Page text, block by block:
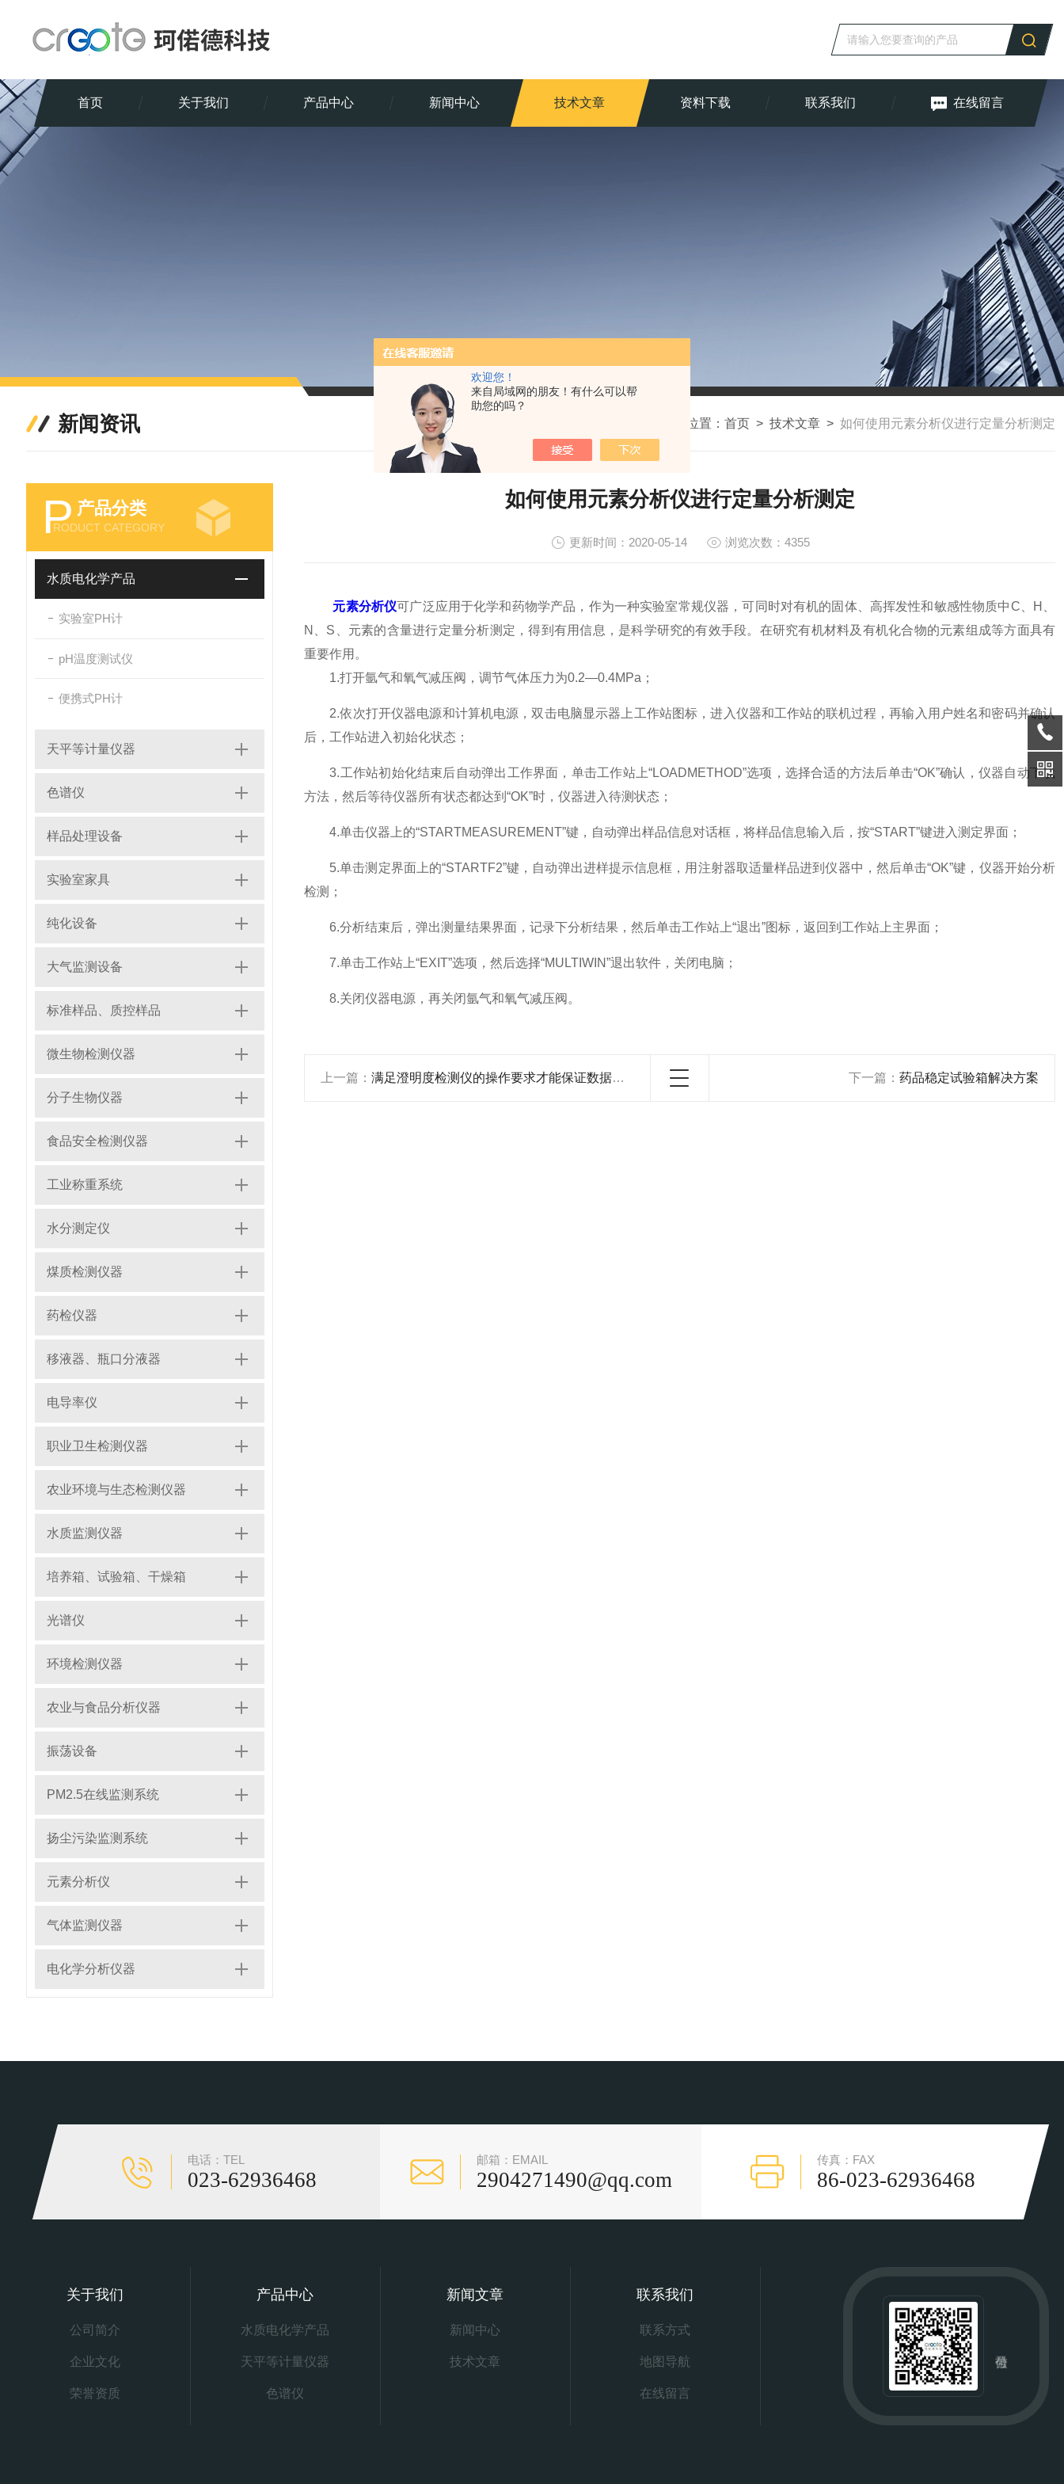
欢迎您！
来自局域网的朋友！有什么可以帮
助您的吗？
首页 关于我们 产品中心 新闻中心 技术文章 资料下载 联系我们 在线留言
新闻资讯 我的位置： 首页 > 技术文章 > 如何使用元素分析仪进行定量分析测定
P 产品分类
RODUCT CATEGORY
水质电化学产品
实验室PH计
pH温度测试仪
便携式PH计
天平等计量仪器
色谱仪
样品处理设备
实验室家具
纯化设备
大气监测设备
标准样品、质控样品
微生物检测仪器
分子生物仪器
食品安全检测仪器
工业称重系统
水分测定仪
煤质检测仪器
药检仪器
移液器、瓶口分液器
电导率仪
职业卫生检测仪器
农业环境与生态检测仪器
水质监测仪器
培养箱、试验箱、干燥箱
光谱仪
环境检测仪器
农业与食品分析仪器
振荡设备
PM2.5在线监测系统
扬尘污染监测系统
元素分析仪
气体监测仪器
电化学分析仪器
如何使用元素分析仪进行定量分析测定
更新时间：2020-05-14 浏览次数：4355
元素分析仪可广泛应用于化学和药物学产品，作为一种实验室常规仪器，可同时对有机的固体、高挥发性和敏感性物质中C、H、
N、S、元素的含量进行定量分析测定，得到有用信息，是科学研究的有效手段。在研究有机材料及有机化合物的元素组成等方面具有
重要作用。
1.打开氩气和氧气减压阀，调节气体压力为0.2—0.4MPa；
2.依次打开仪器电源和计算机电源，双击电脑显示器上工作站图标，进入仪器和工作站的联机过程，再输入用户姓名和密码并确认
后，工作站进入初始化状态；
3.工作站初始化结束后自动弹出工作界面，单击工作站上“LOADMETHOD”选项，选择合适的方法后单击“OK”确认，仪器自动下载
方法，然后等待仪器所有状态都达到“OK”时，仪器进入待测状态；
4.单击仪器上的“STARTMEASUREMENT”键，自动弹出样品信息对话框，将样品信息输入后，按“START”键进入测定界面；
5.单击测定界面上的“STARTF2”键，自动弹出进样提示信息框，用注射器取适量样品进到仪器中，然后单击“OK”键，仪器开始分析
检测；
6.分析结束后，弹出测量结果界面，记录下分析结果，然后单击工作站上“退出”图标，返回到工作站上主界面；
7.单击工作站上“EXIT”选项，然后选择“MULTIWIN”退出软件，关闭电脑；
8.关闭仪器电源，再关闭氩气和氧气减压阀。
上一篇： 满足澄明度检测仪的操作要求才能保证数据真实 下一篇： 药品稳定试验箱解决方案
电话：TEL
023-62936468
邮箱：EMAIL
2904271490@qq.com
传真：FAX
86-023-62936468
关于我们
公司简介
企业文化
荣誉资质
产品中心
水质电化学产品
天平等计量仪器
色谱仪
新闻文章
新闻中心
技术文章
联系我们
联系方式
地图导航
在线留言